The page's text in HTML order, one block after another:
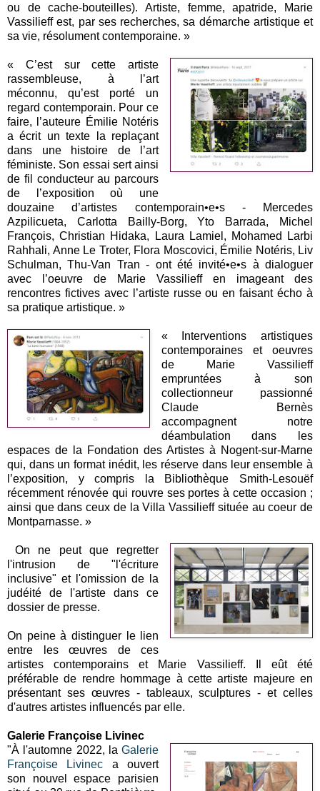
ou de cache-bouteilles). Artiste, femme, apatride, Marie
Vassilieff est, par ses recherches, sa démarche artistique et
sa vie, résolument contemporaine. »
« C’est sur cette artiste
rassembleuse, à l’art
méconnu, qu’est porté un
regard contemporain. Pour ce
faire, l’auteure Émilie Notéris
a écrit un texte la replaçant
dans une histoire de l’art
féministe. Son essai sert ainsi
de fil conducteur au parcours
de l’exposition où une
douzaine d’artistes contemporain•e•s - Mercedes
Azpilicueta, Carlotta Bailly-Borg, Yto Barrada, Michel
François, Christian Hidaka, Laura Lamiel, Mohamed Larbi
Rahhali, Anne Le Troter, Flora Moscovici, Émilie Notéris, Liv
Schulman, Thu-Van Tran - ont été invité•e•s à dialoguer
avec l’oeuvre de Marie Vassilieff en imageant des
rencontres fictives avec l’artiste russe ou en faisant écho à
sa pratique artistique. »
« Interventions artistiques
contemporaines et oeuvres
de Marie Vassilieff
empruntées à son
collectionneur passionné
Claude Bernès
accompagnent notre
déambulation dans les
espaces de la Fondation des Artistes à Nogent-sur-Marne
qui, dans un format inédit, les réserve dans leur ensemble à
l’exposition, y compris la Bibliothèque Smith-Lesouëf
récemment rénovée qui rouvre ses portes à cette occasion ;
ainsi que dans ceux de la Villa Vassilieff située au coeur de
Montparnasse. »
On ne peut que regretter
l'intrusion de "l'écriture
inclusive" et l'omission de la
judéité de l'artiste dans ce
dossier de presse.
On peine à distinguer le lien
entre les œuvres de ces
artistes contemporains et Marie Vassilieff. Il eût été
préférable de rendre hommage à cette artiste majeure en
présentant ses œuvres - tableaux, sculptures - et celles
d'autres artistes influencés par elle.
Galerie Françoise Livinec
"À l'automne 2022, laGalerie
Françoise Livinec a ouvert
son nouvel espace parisien